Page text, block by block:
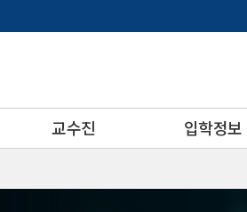
교수진 입학정보